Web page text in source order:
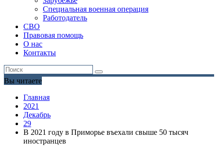
Специальная военная операция
Работодатель
СВО
Правовая помощь
О нас
Контакты
Вы читаете
Главная
2021
Декабрь
29
В 2021 году в Приморье въехали свыше 50 тысяч
иностранцев